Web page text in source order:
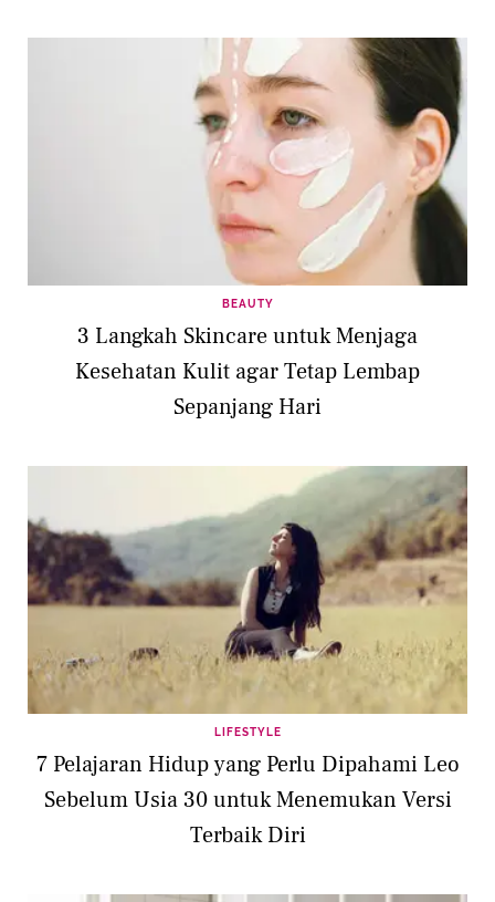
BEAUTY
3 Langkah Skincare untuk Menjaga
Kesehatan Kulit agar Tetap Lembap
Sepanjang Hari
LIFESTYLE
7 Pelajaran Hidup yang Perlu Dipahami Leo
Sebelum Usia 30 untuk Menemukan Versi
Terbaik Diri